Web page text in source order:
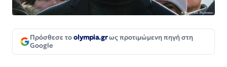
Πρόσθεσε τοolympia.grως προτιμώμενη πηγή στη
Google